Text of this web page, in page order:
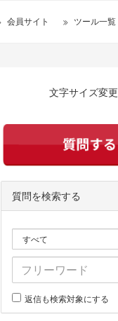
会員サイト ツール一覧
文字サイズ変更
質問を検索する
返信も検索対象にする